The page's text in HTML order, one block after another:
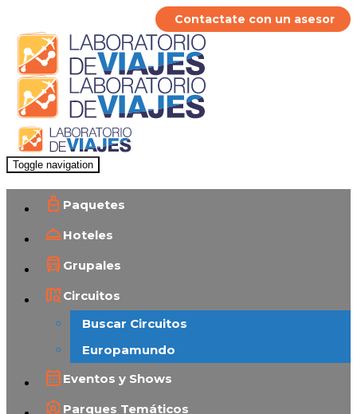
Contactate con un asesor
Toggle navigation
Paquetes
Hoteles
Grupales
Circuitos
Buscar Circuitos
Europamundo
Eventos y Shows
Parques Temáticos